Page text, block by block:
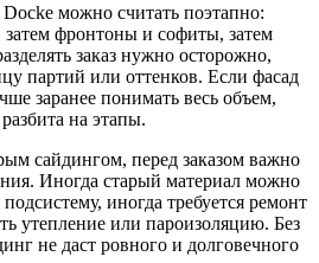
можно считать поэтапно:
затем фронтоны и софиты, затем
заказ нужно осторожно,
партий или оттенков. Если фасад
заранее понимать весь объем,
на этапы.
сайдингом, перед заказом важно
Иногда старый материал можно
иногда требуется ремонт
утепление или пароизоляцию. Без
не даст ровного и долговечного